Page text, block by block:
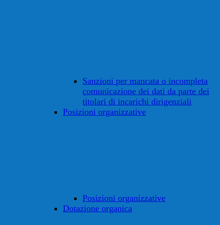
Sanzioni per mancata o incompleta
comunicazione dei dati da parte dei
titolari di incarichi dirigenziali
Posizioni organizzative
Posizioni organizzative
Dotazione organica